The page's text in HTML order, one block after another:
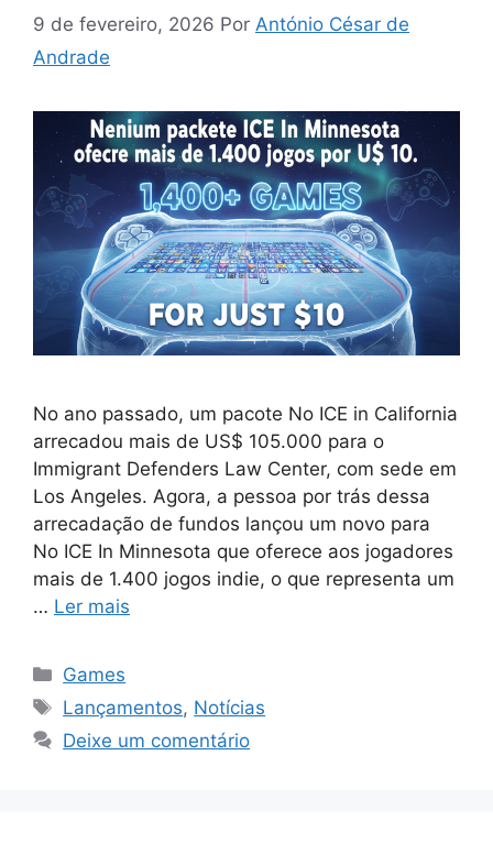
9 de fevereiro, 2026 Por António César de
Andrade
No ano passado, um pacote No ICE in California
arrecadou mais de US$ 105.000 para o
Immigrant Defenders Law Center, com sede em
Los Angeles. Agora, a pessoa por trás dessa
arrecadação de fundos lançou um novo para
No ICE In Minnesota que oferece aos jogadores
mais de 1.400 jogos indie, o que representa um
… Ler mais
Categorias
Games
Tags
Lançamentos, Notícias
Deixe um comentário